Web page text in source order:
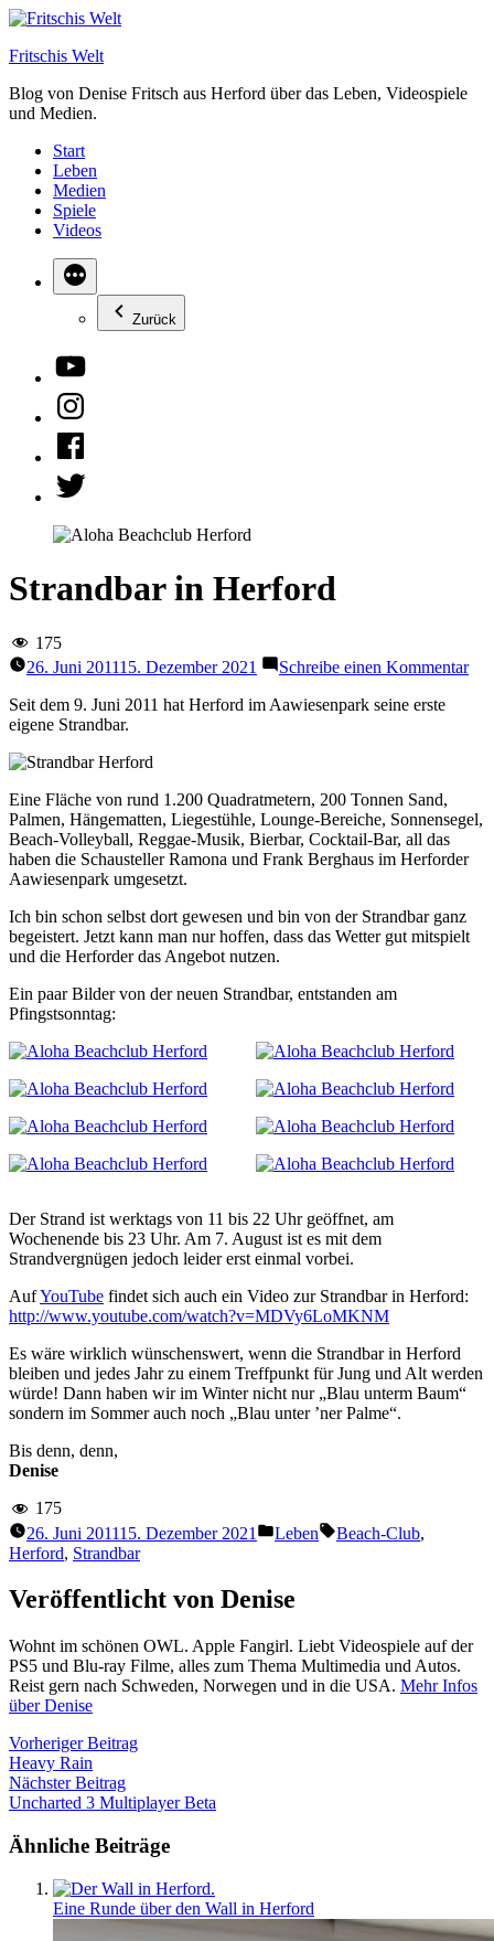
Zum
springen
Fritschis Welt
Blog von Denise Fritsch aus Herford über das Leben, Videospiele
und Medien.
Start
Leben
Medien
Spiele
Videos
Zurück
YouTube
Instagram
Facebook
Twitter
Strandbar in Herford
175
26. Juni 201115. Dezember 2021 Schreibe einen Kommentarzu
Seit dem 9. Juni 2011 hat Herford im Aawiesenpark seine erste
eigene Strandbar.
Eine Fläche von rund 1.200 Quadratmetern, 200 Tonnen Sand,
Palmen, Hängematten, Liegestühle, Lounge-Bereiche, Sonnensegel,
Beach-Volleyball, Reggae-Musik, Bierbar, Cocktail-Bar, all das
haben die Schausteller Ramona und Frank Berghaus im Herforder
Aawiesenpark umgesetzt.
Ich bin schon selbst dort gewesen und bin von der Strandbar ganz
begeistert. Jetzt kann man nur hoffen, dass das Wetter gut mitspielt
und die Herforder das Angebot nutzen.
Ein paar Bilder von der neuen Strandbar, entstanden am
Pfingstsonntag:
Der Strand ist werktags von 11 bis 22 Uhr geöffnet, am
Wochenende bis 23 Uhr. Am 7. August ist es mit dem
Strandvergnügen jedoch leider erst einmal vorbei.
AufYouTube findet sich auch ein Video zur Strandbar in Herford:
http://www.youtube.com/watch?v=MDVy6LoMKNM
Es wäre wirklich wünschenswert, wenn die Strandbar in Herford
bleiben und jedes Jahr zu einem Treffpunkt für Jung und Alt werden
würde! Dann haben wir im Winter nicht nur „Blau unterm Baum“
sondern im Sommer auch noch „Blau unter ’ner Palme“.
Bis denn, denn,
Denise
175
26. Juni 201115. Dezember 2021
Veröffentlicht
Leben Schlagwörter:
Beach-Club,
Herford, Strandbar
Veröffentlicht von Denise
Wohnt im schönen OWL. Apple Fangirl. Liebt Videospiele auf der
PS5 und Blu-ray Filme, alles zum Thema Multimedia und Autos.
Reist gern nach Schweden, Norwegen und in die USA. Mehr Infos
über Denise
Beitragsnavigation
Vorheriger BeitragVorheriger
Heavy Rain
Nächster BeitragNächster
Beitrag:
Uncharted 3 Multiplayer Beta
Ähnliche Beiträge
Eine Runde über den Wall in Herford